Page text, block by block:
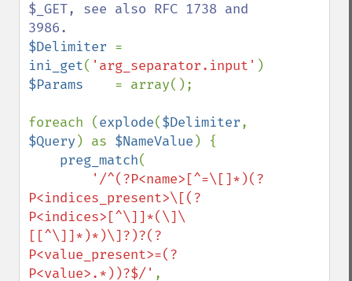
$_GET, see also RFC 1738 and
$Delimiter
ini_get( 'arg_separator.input'
$Params = array();
foreach (explode($Delimiter
$Query ) as $NameValue ) {
preg_match(
'/^(?P<name>[^=\[]*)(?
P<indices_present>\[(?
P<indices>[^\]]*(\]\
[[^\]]*)*)\]?)?(?
P<value_present>=(?
P<value>.*))?$/' ,